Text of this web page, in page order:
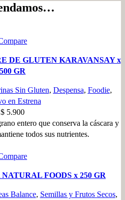
DE GLUTEN KARAVANSAY x
500 GR
Sin Gluten, Despensa, Foodie,
en Estrena
$ 5.900
entero que conserva la cáscara y
todos sus nutrientes.
FOODS x 250 GR
Balance, Semillas y Frutos Secos,